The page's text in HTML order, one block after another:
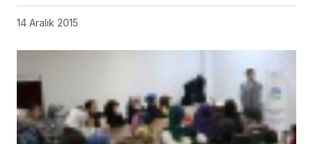
14 Aralık 2015